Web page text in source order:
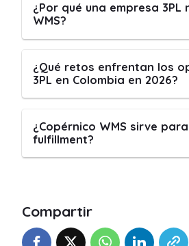
¿Por qué una empresa 3PL
WMS?
¿Qué retos enfrentan los
3PL en Colombia en 2026?
¿Copérnico WMS sirve
fulfillment?
Compartir